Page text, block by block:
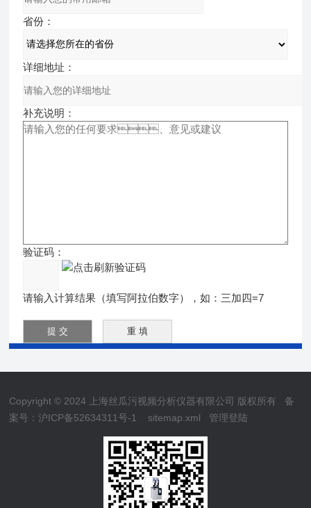
省份：
详细地址：
补充说明：
验证码：
请输入计算结果（填写阿拉伯数字），如：三加四=7
Copyright © 2024 上海丝瓜污视频分析仪器有限公司 版权所有 备
案号：沪ICP备52634311号-1
sitemap.xml 管理登陆